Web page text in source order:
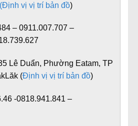
(Định vị vị trí bản đồ)
– 0911.007.707 –
Lê Duẩn, Phường Eatam, TP
(Định vị vị trí bản đồ)
-0818.941.841 –